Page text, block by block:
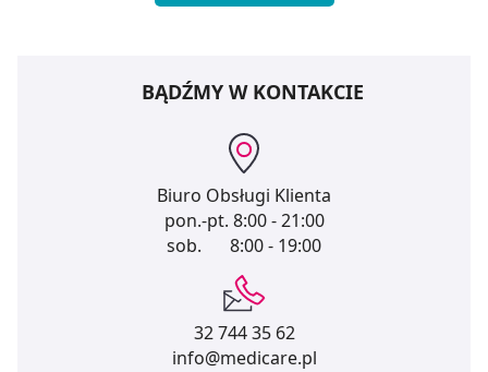
BĄDŹMY W KONTAKCIE
Biuro Obsługi Klienta
pon.-pt. 8:00 - 21:00
sob.
8:00 - 19:00
32 744 35 62
info@medicare.pl